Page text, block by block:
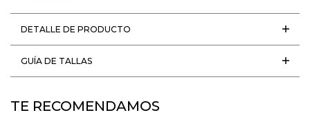
DETALLE DE PRODUCTO
GUÍA DE TALLAS
TE RECOMENDAMOS